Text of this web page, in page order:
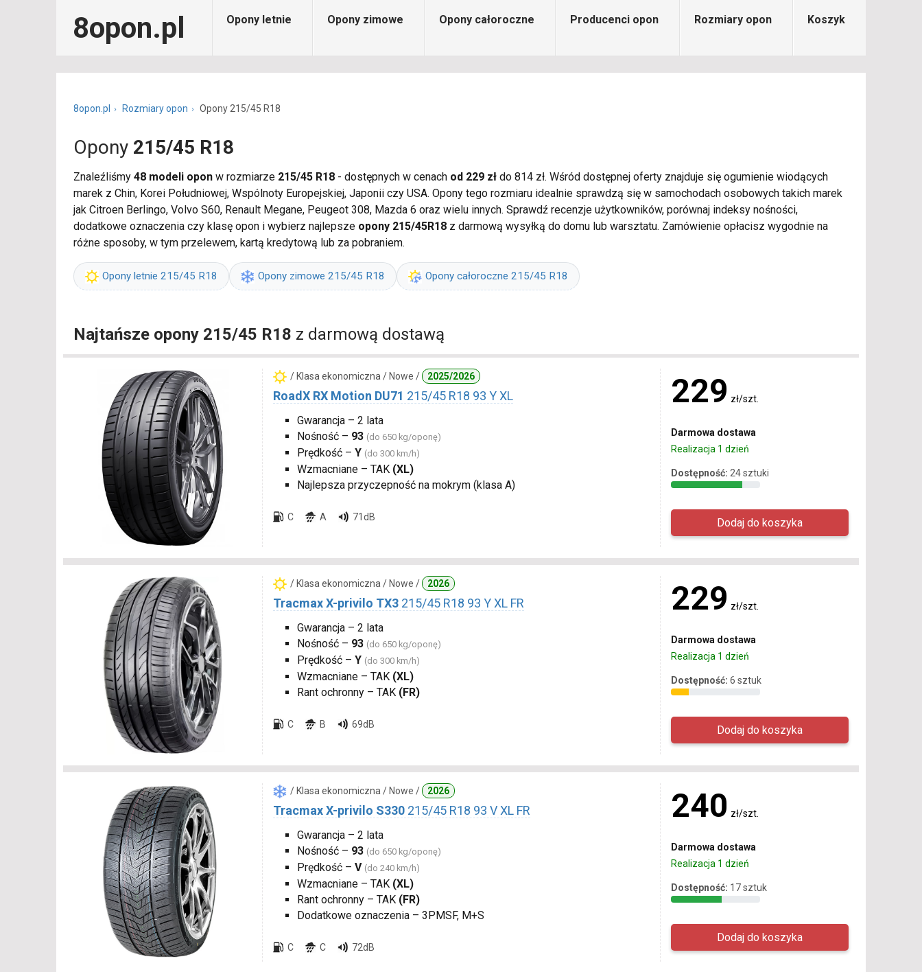
8opon.pl Opony letnie Opony zimowe Opony całoroczne Producenci opon Rozmiary opon Koszyk
8opon.pl Rozmiary opon Opony 215/45 R18
Opony 215/45 R18
Znaleźliśmy 48 modeli opon w rozmiarze 215/45 R18 - dostępnych w cenach od 229 zł do 814 zł. Wśród dostępnej oferty znajduje się ogumienie wiodących
marek z Chin, Korei Południowej, Wspólnoty Europejskiej, Japonii czy USA. Opony tego rozmiaru idealnie sprawdzą się w samochodach osobowych takich marek
jak Citroen Berlingo, Volvo S60, Renault Megane, Peugeot 308, Mazda 6 oraz wielu innych. Sprawdź recenzje użytkowników, porównaj indeksy nośności,
dodatkowe oznaczenia czy klasę opon i wybierz najlepsze opony 215/45R18 z darmową wysyłką do domu lub warsztatu. Zamówienie opłacisz wygodnie na
różne sposoby, w tym przelewem, kartą kredytową lub za pobraniem.
Opony letnie 215/45 R18 Opony zimowe 215/45 R18 Opony całoroczne 215/45 R18
Najtańsze opony 215/45 R18 z darmową dostawą
/ Klasa ekonomiczna / Nowe / 2025/2026
RoadX RX Motion DU71 215/45 R18 93 Y XL
Gwarancja – 2 lata
Nośność – 93 (do 650 kg/oponę)
Prędkość – Y (do 300 km/h)
Wzmacniane – TAK (XL)
Najlepsza przyczepność na mokrym (klasa A)
C A 71dB
229 zł/szt.
Darmowa dostawa
Realizacja 1 dzień
Dostępność: 24 sztuki
/ Klasa ekonomiczna / Nowe / 2026
Tracmax X-privilo TX3 215/45 R18 93 Y XL FR
Gwarancja – 2 lata
Nośność – 93 (do 650 kg/oponę)
Prędkość – Y (do 300 km/h)
Wzmacniane – TAK (XL)
Rant ochronny – TAK (FR)
C B 69dB
229 zł/szt.
Darmowa dostawa
Realizacja 1 dzień
Dostępność: 6 sztuk
/ Klasa ekonomiczna / Nowe / 2026
Tracmax X-privilo S330 215/45 R18 93 V XL FR
Gwarancja – 2 lata
Nośność – 93 (do 650 kg/oponę)
Prędkość – V (do 240 km/h)
Wzmacniane – TAK (XL)
Rant ochronny – TAK (FR)
Dodatkowe oznaczenia – 3PMSF, M+S
C C 72dB
240 zł/szt.
Darmowa dostawa
Realizacja 1 dzień
Dostępność: 17 sztuk